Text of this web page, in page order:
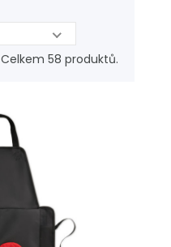
Celkem 58 produktů.